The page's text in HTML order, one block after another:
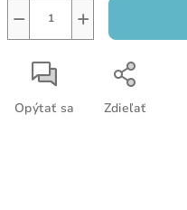
+
−
Opýtať sa Zdieľať